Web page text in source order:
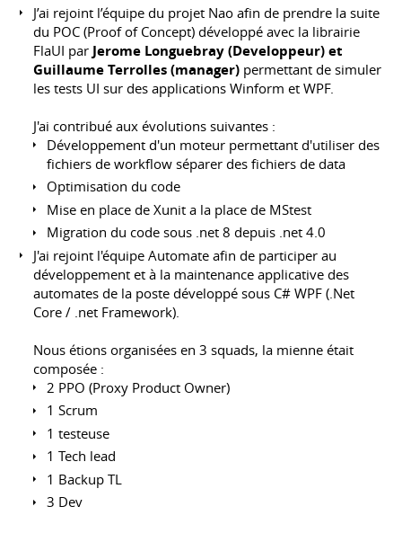
J’ai rejoint l’équipe du projet Nao afin de prendre la suite
du POC (Proof of Concept) développé avec la librairie
FlaUI par Jerome Longuebray (Developpeur) et
Guillaume Terrolles (manager) permettant de simuler
les tests UI sur des applications Winform et WPF.
J'ai contribué aux évolutions suivantes :
Développement d'un moteur permettant d'utiliser des
fichiers de workflow séparer des fichiers de data
Optimisation du code
Mise en place de Xunit a la place de MStest
Migration du code sous .net 8 depuis .net 4.0
J'ai rejoint l'équipe Automate afin de participer au
développement et à la maintenance applicative des
automates de la poste développé sous C# WPF (.Net
Core / .net Framework).
Nous étions organisées en 3 squads, la mienne était
composée :
2 PPO (Proxy Product Owner)
1 Scrum
1 testeuse
1 Tech lead
1 Backup TL
3 Dev